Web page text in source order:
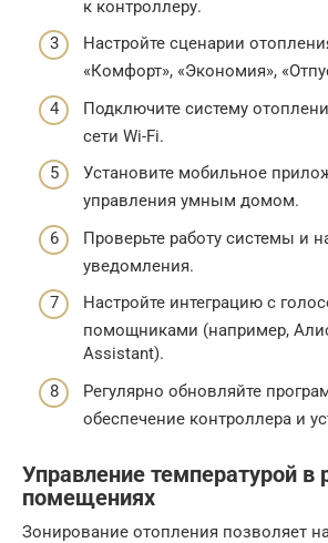
к контроллеру.
Настройте сценарии
«Комфорт», «Экономия»,
Подключите систему
сети Wi-Fi.
Установите мобильное
управления умным домом.
Проверьте работу системы и
уведомления.
Настройте интеграцию с
помощниками (например,
Assistant).
Регулярно обновляйте
обеспечение контроллера и
Управление температурой в
помещениях
Зонирование отопления позволяет